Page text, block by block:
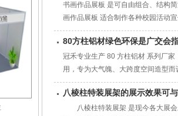
书画作品展板 是可自由组合、结构
画作品展板 适合制作各种校园活动
80方柱铝材绿色环保是广交会
冠禾专业生产 80 方柱铝材 系列厂
用，专为大气魄、大跨度空间造型
八棱柱特装展架的展示效果可
八棱柱特装展架 是现今各大展会